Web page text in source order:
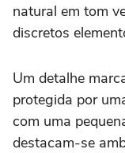
natural em tom
discretos
Um detalhe
protegida por
com uma
destacam-se